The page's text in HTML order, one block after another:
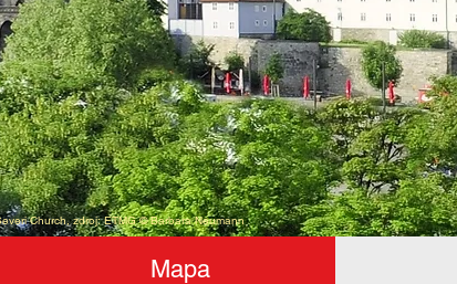
Church, zdroj: ETMG © Barbara Neumann
Mapa